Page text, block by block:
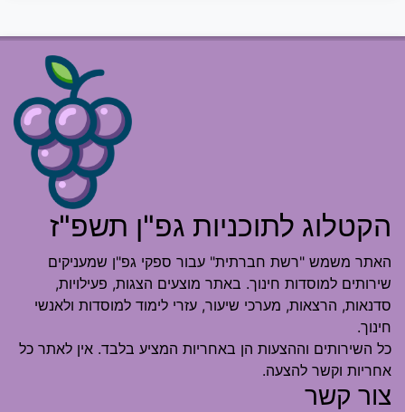
הקטלוג לתוכניות גפ"ן תשפ"ז
האתר משמש "רשת חברתית" עבור ספקי גפ"ן שמעניקים
שירותים למוסדות חינוך. באתר מוצעים הצגות, פעילויות,
סדנאות, הרצאות, מערכי שיעור, עזרי לימוד למוסדות ולאנשי
חינוך.
כל השירותים וההצעות הן באחריות המציע בלבד. אין לאתר כל
אחריות וקשר להצעה.
צור קשר